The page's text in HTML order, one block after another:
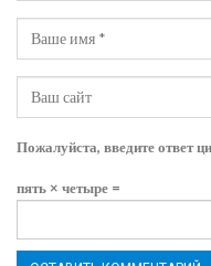
Пожалуйста, введите ответ
пять × четыре =